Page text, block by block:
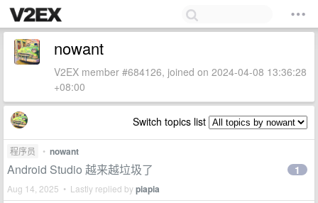
nowant
V2EX member #684126, joined on 2024-04-08 13:36:28
+08:00
Switch topics list
程序员 • nowant
Android Studio 越来越垃圾了
Aug 14, 2025 • Lastly replied bypiapia
1